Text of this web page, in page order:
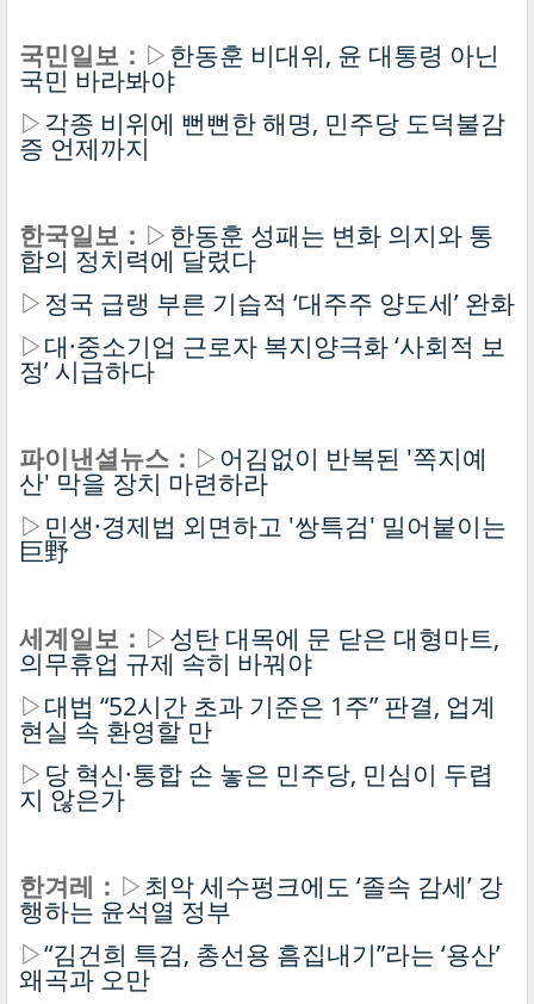
국민일보： ▷한동훈 비대위, 윤 대통령 아닌
국민 바라봐야
▷각종 비위에 뻔뻔한 해명, 민주당 도덕불감
증 언제까지
한국일보： ▷한동훈 성패는 변화 의지와 통
합의 정치력에 달렸다
▷정국 급랭 부른 기습적 ‘대주주 양도세’ 완화
▷대·중소기업 근로자 복지양극화 ‘사회적 보
정’ 시급하다
파이낸셜뉴스： ▷어김없이 반복된 '쪽지예
산' 막을 장치 마련하라
▷ 민생·경제법 외면하고 '쌍특검' 밀어붙이는
巨野
세계일보： ▷성탄 대목에 문 닫은 대형마트,
의무휴업 규제 속히 바꿔야
▷대법 “52시간 초과 기준은 1주” 판결, 업계
현실 속 환영할 만
▷ 당 혁신·통합 손 놓은 민주당, 민심이 두렵
지 않은가
한겨레： ▷최악 세수펑크에도 ‘졸속 감세’ 강
행하는 윤석열 정부
▷“김건희 특검, 총선용 흠집내기”라는 ‘용산’
왜곡과 오만